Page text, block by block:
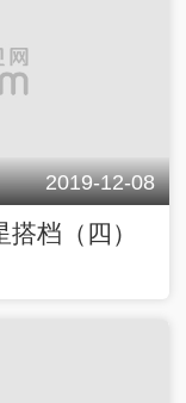
2019-12-08
档（四）